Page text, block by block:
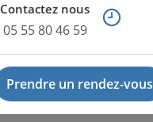
Contactez nous
05 55 80 46 59
Prendre un rendez-vous